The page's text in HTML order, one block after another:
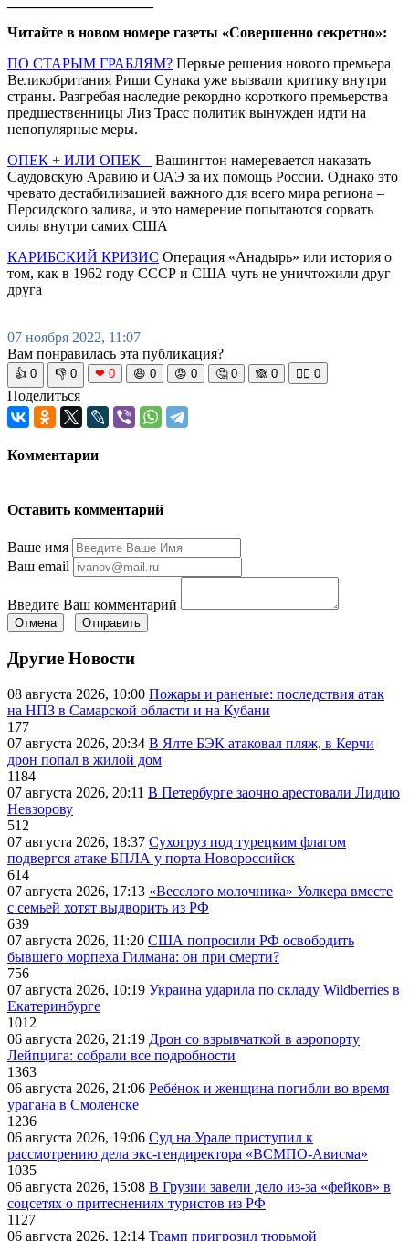
Читайте в новом номере газеты «Совершенно секретно»:
ПО СТАРЫМ ГРАБЛЯМ? Первые решения нового премьера
Великобритания Риши Сунака уже вызвали критику внутри
страны. Разгребая наследие рекордно короткого премьерства
предшественницы Лиз Трасс политик вынужден идти на
непопулярные меры.
ОПЕК + ИЛИ ОПЕК – Вашингтон намеревается наказать
Саудовскую Аравию и ОАЭ за их помощь России. Однако это
чревато дестабилизацией важного для всего мира региона –
Персидского залива, и это намерение попытаются сорвать
силы внутри самих США
КАРИБСКИЙ КРИЗИС Операция «Анадырь» или история о
том, как в 1962 году СССР и США чуть не уничтожили друг
друга
07 ноября 2022, 11:07
Вам понравилась эта публикация?
👍 0 👎 0 ❤ 0 😆 0 😡 0 🤔 0 🙈 0 🧘‍♀️ 0
Поделиться
Комментарии
Оставить комментарий
Ваше имя
Ваш email
Введите Ваш комментарий
Отмена Отправить
Другие Новости
08 августа 2026, 10:00 Пожары и раненые: последствия атак
на НПЗ в Самарской области и на Кубани
177
07 августа 2026, 20:34 В Ялте БЭК атаковал пляж, в Керчи
дрон попал в жилой дом
1184
07 августа 2026, 20:11 В Петербурге заочно арестовали Лидию
Невзорову
512
07 августа 2026, 18:37 Сухогруз под турецким флагом
подвергся атаке БПЛА у порта Новороссийск
614
07 августа 2026, 17:13 «Веселого молочника» Уолкера вместе
с семьей хотят выдворить из РФ
639
07 августа 2026, 11:20 США попросили РФ освободить
бывшего морпеха Гилмана: он при смерти?
756
07 августа 2026, 10:19 Украина ударила по складу Wildberries в
Екатеринбурге
1012
06 августа 2026, 21:19 Дрон со взрывчаткой в аэропорту
Лейпцига: собрали все подробности
1363
06 августа 2026, 21:06 Ребёнок и женщина погибли во время
урагана в Смоленске
1236
06 августа 2026, 19:06 Суд на Урале приступил к
рассмотрению дела экс-гендиректора «ВСМПО-Ависма»
1035
06 августа 2026, 15:08 В Грузии завели дело из-за «фейков» в
соцсетях о притеснениях туристов из РФ
1127
06 августа 2026, 12:14 Трамп пригрозил тюрьмой